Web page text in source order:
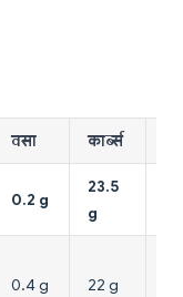
वसा कार्ब्स
0.2 g
23.5
g
0.4 g 22 g